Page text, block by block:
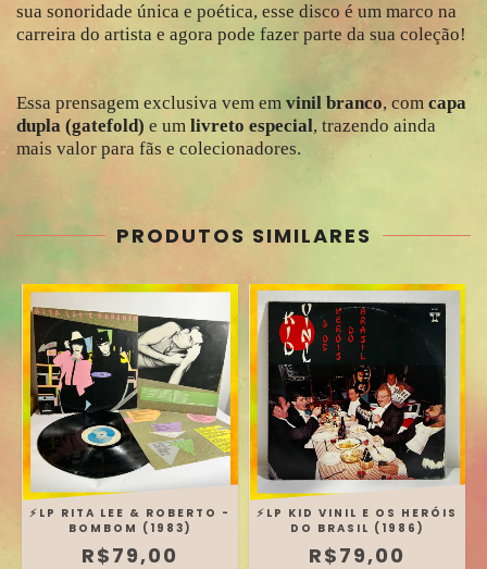
sua sonoridade única e poética, esse disco é um marco na
carreira do artista e agora pode fazer parte da sua coleção!
Essa prensagem exclusiva vem em vinil branco, com capa
dupla (gatefold) e um livreto especial, trazendo ainda
mais valor para fãs e colecionadores.
PRODUTOS SIMILARES
⚡️LP RITA LEE & ROBERTO -
BOMBOM (1983)
R$79,00
⚡️LP KID VINIL E OS HERÓIS
DO BRASIL (1986)
R$79,00